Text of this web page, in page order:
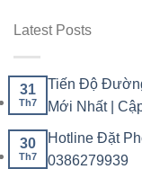
Latest Posts
31
Th7
Tiến Độ
Mới Nhất |
30
Th7
Hotline Đặt
0386279939